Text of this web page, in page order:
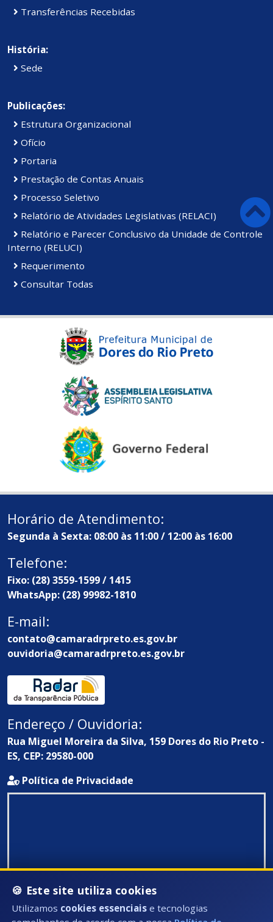
Transferências Recebidas
História:
Sede
Publicações:
Estrutura Organizacional
Ofício
Portaria
Prestação de Contas Anuais
Processo Seletivo
Relatório de Atividades Legislativas (RELACI)
Relatório e Parecer Conclusivo da Unidade de Controle
Interno (RELUCI)
Requerimento
Consultar Todas
Horário de Atendimento:
Segunda à Sexta: 08:00 às 11:00 / 12:00 às 16:00
Telefone:
Fixo: (28) 3559-1599 / 1415
WhatsApp: (28) 99982-1810
E-mail:
contato@camaradrpreto.es.gov.br
ouvidoria@camaradrpreto.es.gov.br
Endereço / Ouvidoria:
Rua Miguel Moreira da Silva, 159 Dores do Rio Preto -
ES, CEP: 29580-000
Política de Privacidade
🍪 Este site utiliza cookies
Utilizamos cookies essenciais e tecnologias